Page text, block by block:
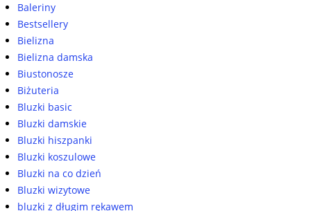
Baleriny
Bestsellery
Bielizna
Bielizna damska
Biustonosze
Biżuteria
Bluzki basic
Bluzki damskie
Bluzki hiszpanki
Bluzki koszulowe
Bluzki na co dzień
Bluzki wizytowe
bluzki z długim rękawem